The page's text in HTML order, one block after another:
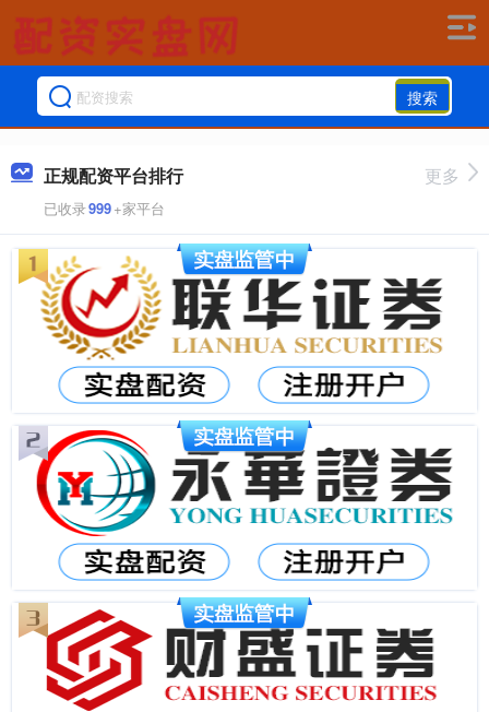
搜索
正规配资平台排行
已收录999+家平台
更多